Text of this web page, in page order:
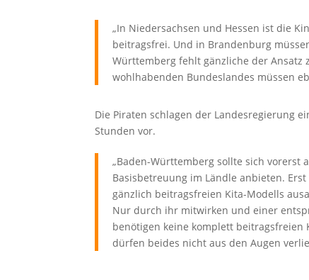
„In Niedersachsen und Hessen ist die
beitragsfrei. Und in Brandenburg
Württemberg fehlt gänzliche der Ansatz
wohlhabenden Bundeslandes müssen
Die Piraten schlagen der Landesregierung
Stunden vor.
„Baden-Württemberg sollte sich
Basisbetreuung im Ländle anbieten.
gänzlich beitragsfreien Kita-Modells
Nur durch ihr mitwirken und einer
benötigen keine komplett beitragsfreien
dürfen beides nicht aus den Augen